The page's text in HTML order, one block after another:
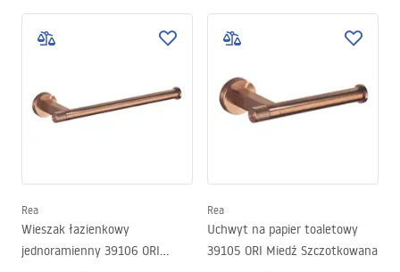
Rea
Wieszak łazienkowy
jednoramienny 39106 ORI
Rea
Uchwyt na papier toaletowy
39105 ORI Miedź Szczotkowana